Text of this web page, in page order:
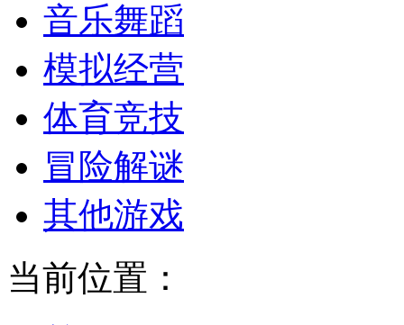
音乐舞蹈
模拟经营
体育竞技
冒险解谜
其他游戏
当前位置：